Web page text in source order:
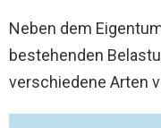
Neben dem
bestehenden
verschiedene Arten